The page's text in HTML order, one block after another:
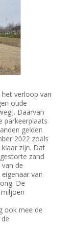
verloop van
oude
Daarvan
parkeerplaats
gelden
2022 zoals
zijn. Dat
zand
de
van
De
ook mee de